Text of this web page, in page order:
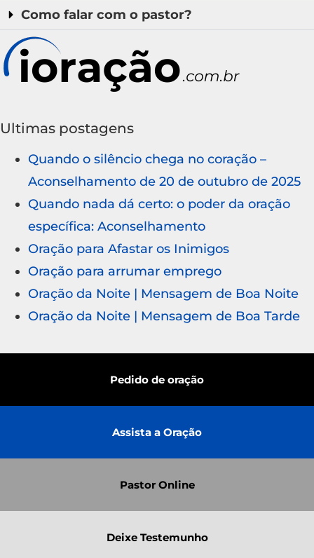
Como falar com o pastor?
Ultimas postagens
Quando o silêncio chega no coração –
Aconselhamento de 20 de outubro de 2025
Quando nada dá certo: o poder da oração
específica: Aconselhamento
Oração para Afastar os Inimigos
Oração para arrumar emprego
Oração da Noite | Mensagem de Boa Noite
Oração da Noite | Mensagem de Boa Tarde
Pedido de oração
Assista a Oração
Pastor Online
Deixe Testemunho